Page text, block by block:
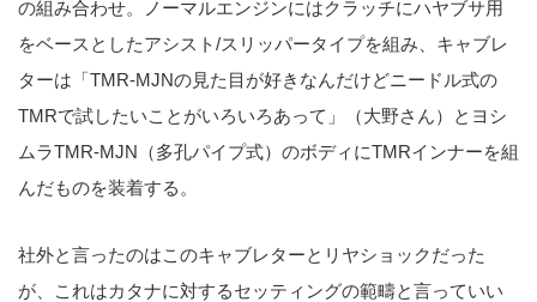
の組み合わせ。ノーマルエンジンにはクラッチにハヤブサ用
をベースとしたアシスト/スリッパータイプを組み、キャブレ
ターは「TMR-MJNの見た目が好きなんだけどニードル式の
TMRで試したいことがいろいろあって」（大野さん）とヨシ
ムラTMR-MJN（多孔パイプ式）のボディにTMRインナーを組
んだものを装着する。
社外と言ったのはこのキャブレターとリヤショックだった
が、これはカタナに対するセッティングの範疇と言っていい